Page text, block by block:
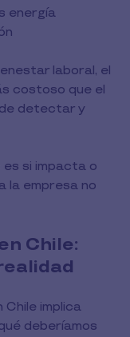
energía
laboral, el
costoso que el
detectar y
si impacta o
la empresa no
Chile:
Chile implica
deberíamos